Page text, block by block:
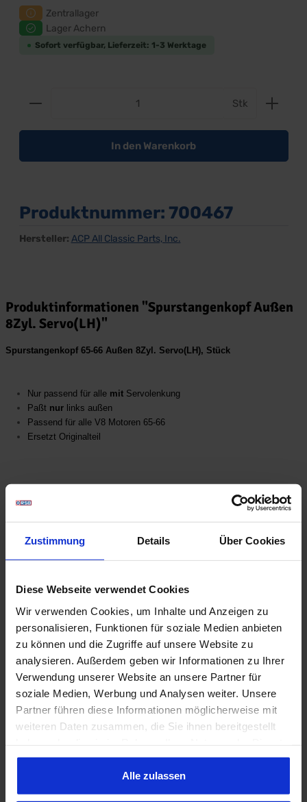
Zustimmung Details Über Cookies
Diese Webseite verwendet Cookies
Wir verwenden Cookies, um Inhalte und Anzeigen zu
personalisieren, Funktionen für soziale Medien anbieten
zu können und die Zugriffe auf unsere Website zu
analysieren. Außerdem geben wir Informationen zu Ihrer
Verwendung unserer Website an unsere Partner für
soziale Medien, Werbung und Analysen weiter. Unsere
Partner führen diese Informationen möglicherweise mit
weiteren Daten zusammen, die Sie ihnen bereitgestellt
gesammelt haben. Sie geben Einwilligung zu unseren
Cookies, wenn Sie unsere Webseite weiterhin nutzen.
Alle zulassen
Zentrallager
Lager Achern
Sofort verfügbar, Lieferzeit: 1-3 Werktage
Produkt Anzahl: Gib den gewünschten Wert ein
Stk
In den Warenkorb
Produktnummer: 700467
Hersteller: ACP All Classic Parts, Inc.
Produktinformationen "Spurstangenkopf Außen
8Zyl. Servo(LH)"
Spurstangenkopf 65-66 Außen 8Zyl. Servo(LH), Stück
Nur passend für alle mit Servolenkung
Paßt nur links außen
Passend für alle V8 Motoren 65-66
Ersetzt Originalteil
Lieferumfang: Stück
ACP All Classic Parts, Inc.
91746 City of Industry, CA 91746-3000
contact@buyacp.com